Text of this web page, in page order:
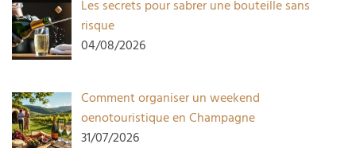
Les secrets pour sabrer une bouteille sans
risque
04/08/2026
Comment organiser un weekend
oenotouristique en Champagne
31/07/2026